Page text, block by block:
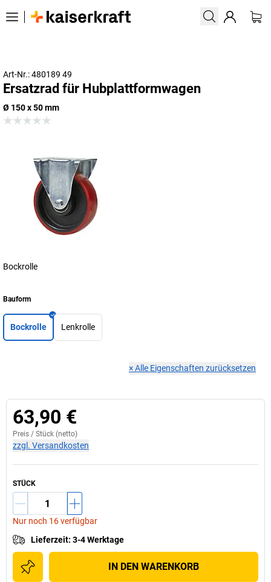
Art-Nr.: 480189 49
Ersatzrad für Hubplattformwagen
Ø 150 x 50 mm
Bockrolle
Bauform
Bockrolle Lenkrolle
×Alle Eigenschaften zurücksetzen
63,90 €
Preis / Stück (netto)
zzgl. Versandkosten
STÜCK
Nur noch 16 verfügbar
Lieferzeit: 3-4 Werktage
IN DEN WARENKORB